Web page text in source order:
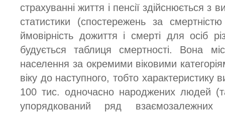
страхуванні життя і пенсії здійснюється з
статистики (спостережень за
ймовірність дожиття і смерті для осіб
будується таблиця смертності. Вона
населення за окремими віковими
віку до наступного, тобто характеристику
100 тис. одночасно народжених людей
упорядкований ряд